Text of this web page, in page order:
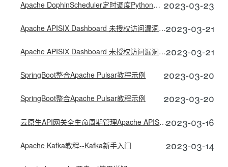
Apache DophinScheduler定时调度Python脚本的实现 2023-03-23
Apache APISIX Dashboard 未授权访问漏洞分析(CVE-2021-45232)2023-03-21
Apache APISIX Dashboard 未授权访问漏洞分析(CVE-2021-45232)2023-03-21
SpringBoot整合Apache Pulsar教程示例 2023-03-20
SpringBoot整合Apache Pulsar教程示例 2023-03-20
云原生API网关全生命周期管理Apache APISIX探究实操2023-03-16
Apache Kafka教程--Kafka新手入门 2023-03-14